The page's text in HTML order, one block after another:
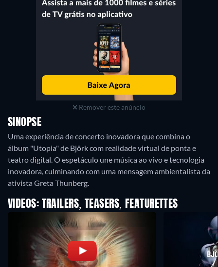
Remover este anúncio
SINOPSE
Uma experiência de concerto inovadora que combina o
álbum "Utopia" de Björk com realidade virtual de ponta e
teatro digital. O espetáculo une música ao vivo e tecnologia
inovadora, culminando com uma mensagem ambientalista da
VIDEOS: TRAILERS, TEASERS, FEATURETTES